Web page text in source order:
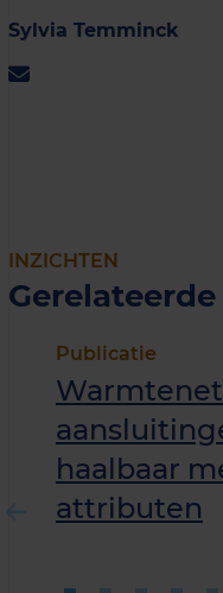
Sylvia Temminck
INZICHTEN
Publicatie
haalbaar
attributen